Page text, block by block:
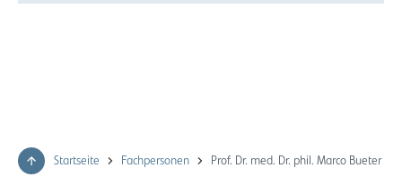
Startseite Fachpersonen Prof. Dr. med. Dr. phil. Marco Bueter